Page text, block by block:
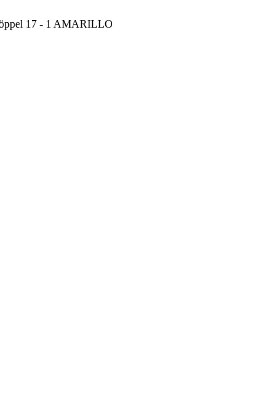
17 - 1 AMARILLO